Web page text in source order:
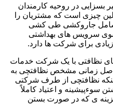
در روحیه کارمندان
چیزی است که مشتریان را
جاروکشی طی کشی
سرویس های بهداشتی
برای شرکت ها دارد.
نظافتی با یک شرکت خدمات
زمانی مشخص نظافتچی به
نظافتچی از طرف شرکتی
سوءپیشینه و اعتیاد کاملاً
ی که در صورت بستن